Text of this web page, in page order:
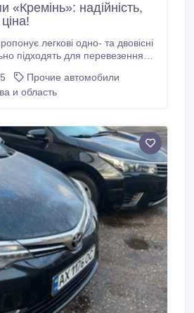
«Кремінь»: надійність,
легкові одно- та двовісні
потребами, з
від 750 кг до 3500 кг та
документи для реєстрації.
Прочие автомобили
и область